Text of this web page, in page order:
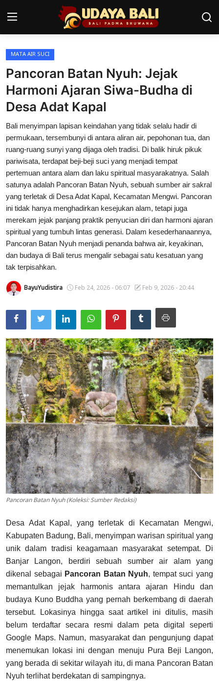
Home
Pura
Desa Adat
Tradisi
Kearifan lokal
Alam Bali
Kisah
Usadha
Indonesia
MATA AIR SUCI
Pancoran Batan Nyuh: Jejak
Harmoni Ajaran Siwa-Budha di
Desa Adat Kapal
Bali menyimpan lapisan keindahan yang tidak selalu hadir di
permukaan, tersembunyi di antara aliran air, pepohonan tua, dan
ruang-ruang sunyi yang dijaga oleh tradisi. Di balik hiruk pikuk
pariwisata, terdapat beji-beji suci yang menjadi tempat
pertemuan antara alam dan laku spiritual masyarakatnya. Salah
satunya adalah Pancoran Batan Nyuh, sebuah sumber air sakral
yang terletak di Desa Adat Kapal, Kecamatan Mengwi. Pancoran
ini tidak hanya menghadirkan kesejukan alam, tetapi juga
merekam jejak panjang praktik penyucian diri dan harmoni ajaran
spiritual yang tumbuh lintas generasi. Dalam kesederhanaannya,
Pancoran Batan Nyuh menjadi penanda bahwa air, keyakinan,
dan budaya di Bali terus mengalir sebagai satu kesatuan yang
tak terpisahkan.
BayuYudistira Feb 24, 2026 - 06:07 Feb 9, 2026 - 20:44
Pancoran Batan Nyuh (Koleksi: Sumber Redaksi)
Desa Adat Kapal, yang terletak di Kecamatan Mengwi,
Kabupaten Badung, Bali, menyimpan warisan spiritual yang
unik dalam tradisi keagamaan masyarakat setempat. Di
Banjar Langon, berdiri sebuah sumber air alam yang
dikenal sebagai Pancoran Batan Nyuh, tempat suci yang
memantulkan jejak harmonis antara ajaran Hindu dan
budaya Kuno Buddha yang pernah berkembang di daerah
tersebut. Lokasinya hingga saat artikel ini ditulis, masih
belum terdaftar secara resmi dalam peta digital seperti
Google Maps. Namun, masyarakat dan pengunjung dapat
menemukan lokasi ini dengan menuju Pura Beji Langon,
yang berada di sekitar wilayah itu, di mana Pancoran Batan
Nyuh terlihat berdekatan di sampingnya.